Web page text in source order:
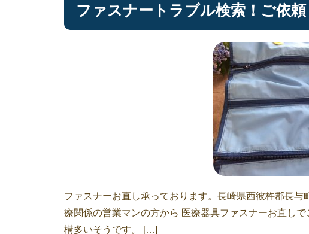
ファスナートラブル検索！ご依
ファスナーお直し承っております。長崎県西彼杵郡長
療関係の営業マンの方から 医療器具ファスナーお直し
構多いそうです。 […]